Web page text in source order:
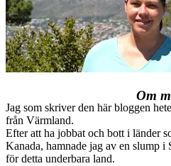
Om
Jag som skriver den här bloggen
från Värmland.
Efter att ha jobbat och bott i länder
Kanada, hamnade jag av en slump
för detta underbara land.